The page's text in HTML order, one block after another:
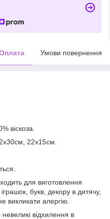
Умови повернення
віскоза.
22х15см.
для виготовлення
букв, декору в дитячу,
викликати алергію.
відхилення в